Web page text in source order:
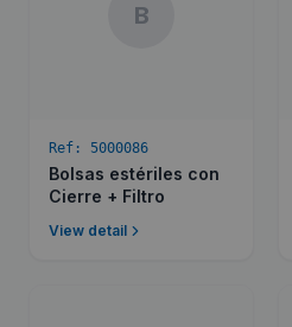
B
Ref: 5000086
Bolsas estériles con
Cierre + Filtro
View detail